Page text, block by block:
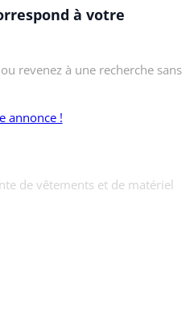
à votre
revenez à une recherche sans
annonce !
de vêtements et de matériel